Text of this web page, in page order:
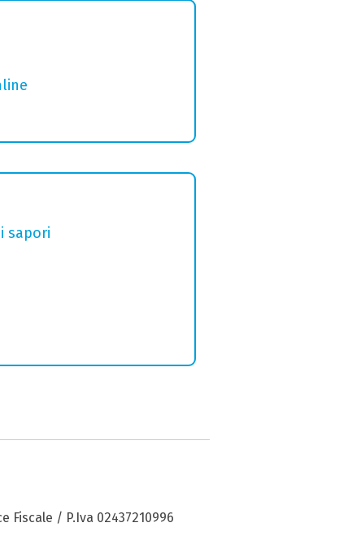
sapori
Fiscale / P.Iva 02437210996